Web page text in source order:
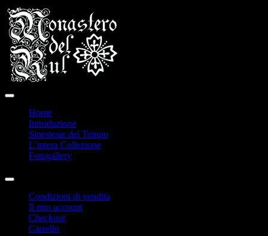
Home
Introduzione
Sinestesie del Tempo
L’intera Collezione
Fotogallery
Condizioni di vendita
Il mio account
Checkout
Carrello